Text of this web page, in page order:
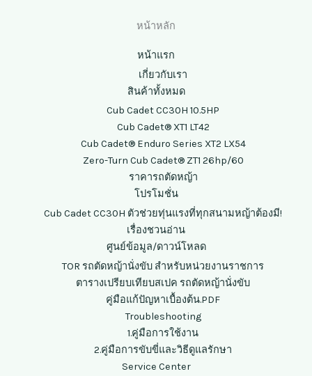
หน้าหลัก
หน้าแรก
เกี่ยวกับเรา
สินค้าทั้งหมด
Cub Cadet CC30H 10.5HP
Cub Cadet® XT1 LT42
Cub Cadet® Enduro Series XT2 LX54
Zero-Turn Cub Cadet® ZT1 26hp/60
ราคารถตัดหญ้า
โปรโมชั่น
Cub Cadet CC30H ตัวช่วยทุ่นแรงที่ทุกสนามหญ้าต้องมี!
เรื่องชวนอ่าน
ศูนย์ข้อมูล/ดาวน์โหลด
TOR รถตัดหญ้านั่งขับ สำหรับหน่วยงานราชการ
ตารางเปรียบเทียบสเปค รถตัดหญ้านั่งขับ
คู่มือแก้ปัญหาเบื้องต้น.PDF
Troubleshooting
1.คู่มือการใช้งาน
2.คู่มือการขับขี่และวิธีดูแลรักษา
Service Center